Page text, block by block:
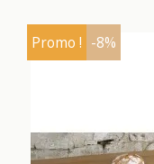
Promo ! -8%